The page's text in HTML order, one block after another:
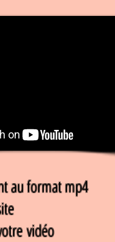
au format mp4
vidéo